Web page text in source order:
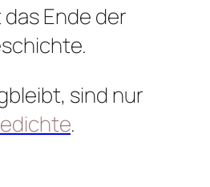
das Ende der
sind nur
.